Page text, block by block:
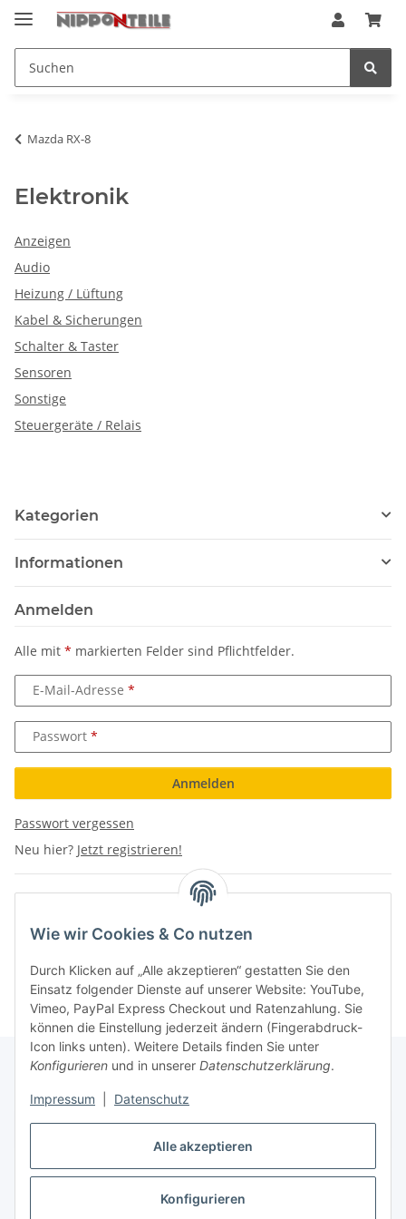
Alle akzeptieren
Konfigurieren
Wie wir Cookies & Co nutzen
Durch Klicken auf „Alle akzeptieren“ gestatten Sie den
Einsatz folgender Dienste auf unserer Website: YouTube,
Vimeo, PayPal Express Checkout und Ratenzahlung. Sie
können die Einstellung jederzeit ändern (Fingerabdruck-
Icon links unten). Weitere Details finden Sie unter
Konfigurieren und in unserer Datenschutzerklärung.
Impressum Datenschutz
Mazda RX-8
Elektronik
Anzeigen
Audio
Heizung / Lüftung
Kabel & Sicherungen
Schalter & Taster
Sensoren
Sonstige
Steuergeräte / Relais
Kategorien
Informationen
Anmelden
Alle mit * markierten Felder sind Pflichtfelder.
E-Mail-Adresse
Passwort
Anmelden
Passwort vergessen
Neu hier? Jetzt registrieren!
Vertrag widerrufen